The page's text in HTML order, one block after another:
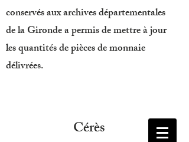
Cérès
conservés aux archives départementales
de la Gironde a permis de mettre à jour
les quantités de pièces de monnaie
délivrées.